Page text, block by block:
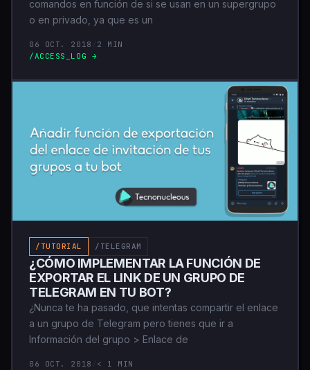
comandos en función de si se usan en un supergrupo
o en privado, ya que es un
06 OCT. 2018
2 MIN
/ACCESS_LOG →
/TUTORIAL /TELEGRAM
¿CÓMO IMPLEMENTAR LA FUNCIÓN DE
EXPORTAR EL LINK DE UN GRUPO DE
TELEGRAM EN TU BOT?
¿Nunca te ha pasado, que intentas compartir el enlace
a un grupo de Telegram pero tienes que ir a
Información del grupo > Enlace de
06 OCT. 2018
< 1 MIN